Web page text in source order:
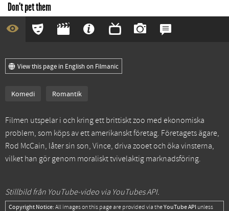
Don't pet them
View this page in English on Filmanic
Komedi Romantik
Filmen utspelar i och kring ett brittiskt zoo med ekonomiska
problem, som köps av ett amerikanskt företag. Företagets ägare,
Rod McCain, låter sin son, Vince, driva zooet och öka vinsterna,
vilket han gör genom moraliskt tvivelaktig marknadsföring.
Stillbild från YouTube-video via YouTubes API.
Copyright Notice: All images on this page are provided via theYouTube API unless